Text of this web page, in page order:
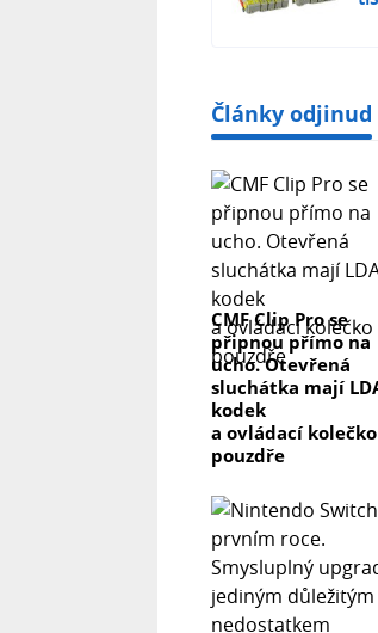
Články odjinud
CMF Clip Pro se
připnou přímo na
ucho. Otevřená
sluchátka mají
kodek
a ovládací
pouzdře